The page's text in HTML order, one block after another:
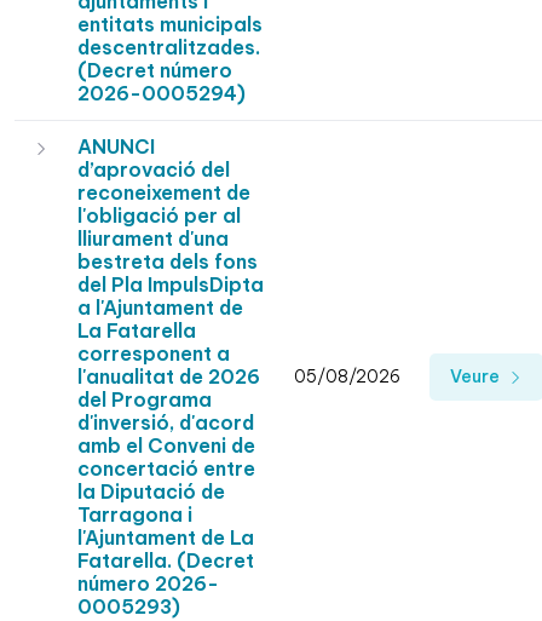
entitats municipals
descentralitzades.
(Decret número
2026-0005294)
ANUNCI
d’aprovació del
reconeixement de
l'obligació per al
lliurament d'una
bestreta dels fons
del Pla ImpulsDipta
a l'Ajuntament de
La Fatarella
corresponent a
l'anualitat de 2026
del Programa
d'inversió, d'acord
amb el Conveni de
concertació entre
la Diputació de
Tarragona i
l'Ajuntament de La
Fatarella. (Decret
número 2026-
0005293)
05/08/2026 Veure